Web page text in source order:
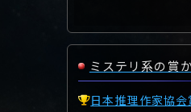
ミステリ系の賞
日本推理作家協会